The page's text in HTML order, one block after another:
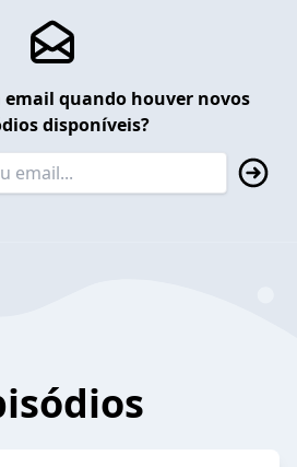
email quando houver novos
disponíveis?